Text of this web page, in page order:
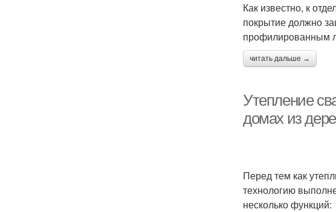
Как известно, к
покрытие должно
профилированным
читать дальше →
Утепление
домах из
Перед тем как
технологию
несколько функций: